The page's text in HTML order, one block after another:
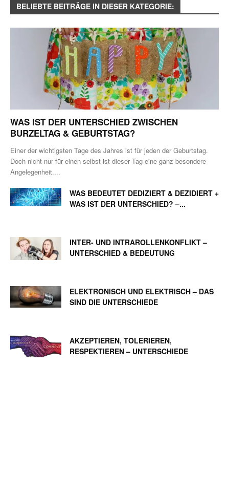
BELIEBTE BEITRÄGE IN DIESER KATEGORIE:
WAS IST DER UNTERSCHIED ZWISCHEN
BURZELTAG & GEBURTSTAG?
Einer der wichtigsten Tage des Jahres ist für jeden der Geburtstag.
Doch nicht nur für einen selbst ist dieser Tag eine ganz besondere
Angelegenheit....
WAS BEDEUTET DEDIZIERT & DEZIDIERT +
WAS IST DER UNTERSCHIED? –...
INTER- UND INTRAROLLENKONFLIKT –
UNTERSCHIED & BEDEUTUNG
ELEKTRONISCH UND ELEKTRISCH – DAS
SIND DIE UNTERSCHIEDE
AKZEPTIEREN, TOLERIEREN,
RESPEKTIEREN – UNTERSCHIEDE